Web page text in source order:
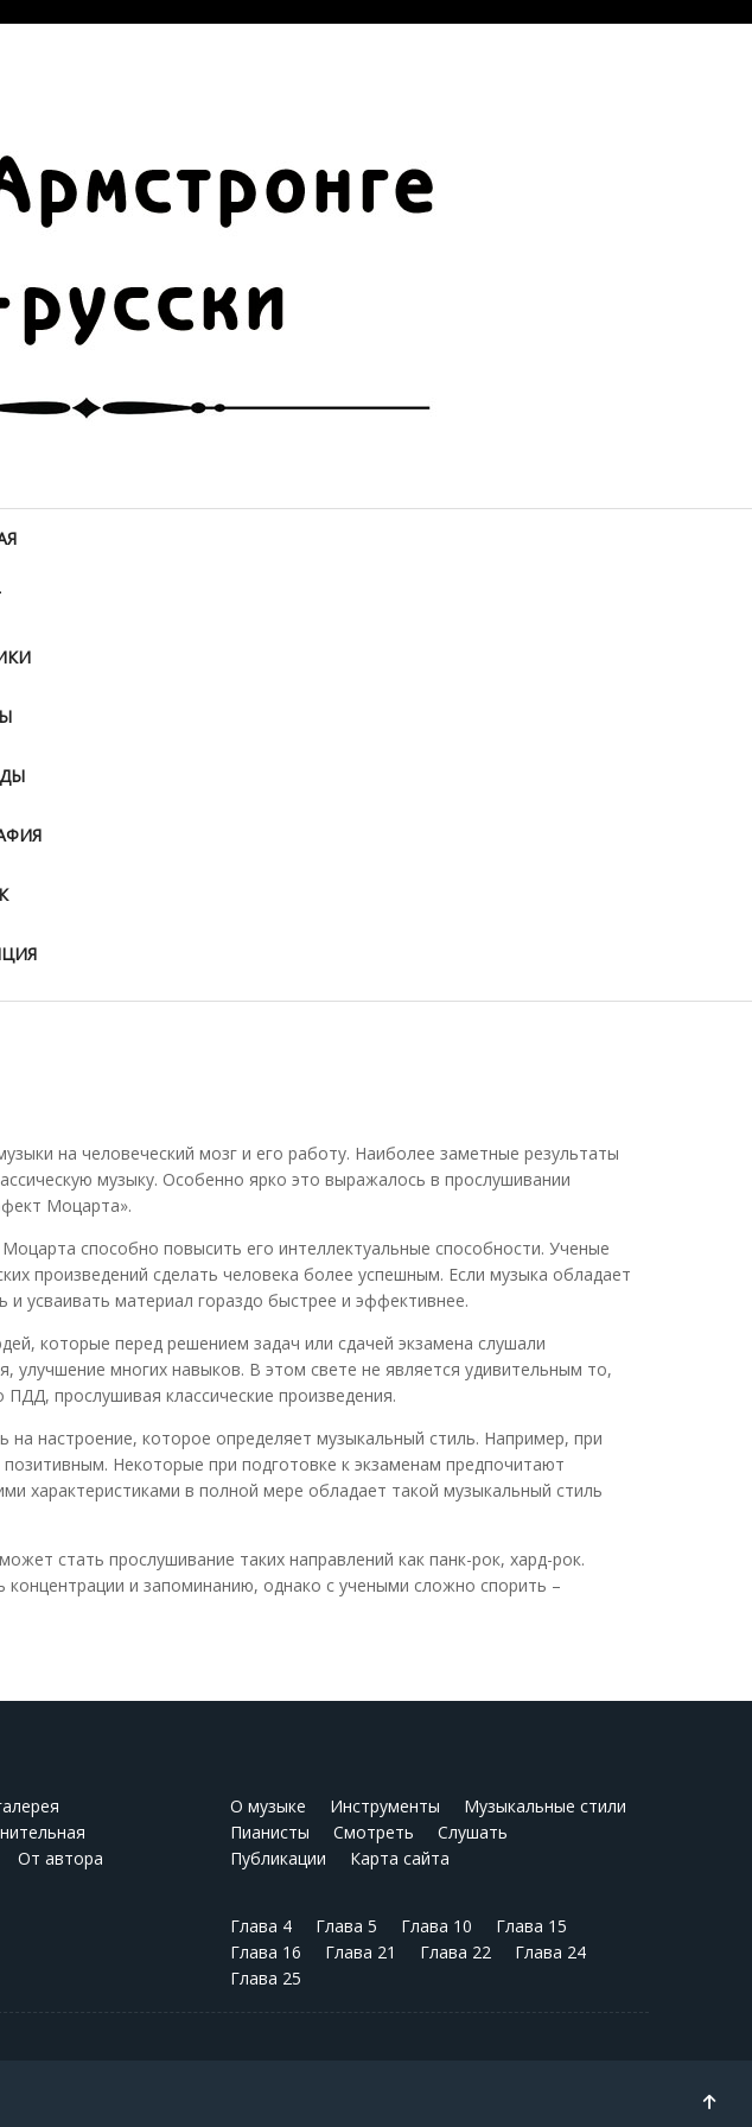
на человеческий мозг и его работу. Наиболее заметные результаты
музыку. Особенно ярко это выражалось в прослушивании
Моцарта».
способно повысить его интеллектуальные способности. Ученые
произведений сделать человека более успешным. Если музыка обладает
усваивать материал гораздо быстрее и эффективнее.
которые перед решением задач или сдачей экзамена слушали
многих навыков. В этом свете не является удивительным то,
прослушивая классические произведения.
настроение, которое определяет музыкальный стиль. Например, при
Некоторые при подготовке к экзаменам предпочитают
характеристиками в полной мере обладает такой музыкальный стиль
стать прослушивание таких направлений как панк-рок, хард-рок.
и запоминанию, однако с учеными сложно спорить –
От автора
О музыке Инструменты
Музыкальные стили
Пианисты
Смотреть
Слушать
Публикации
Карта сайта
Глава 4 Глава 5 Глава 10
Глава 15
Глава 16
Глава 21 Глава 22
Глава 24
Глава 25